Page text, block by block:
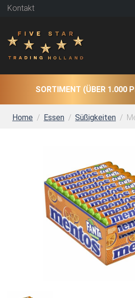
Kontakt
SORTIMENT (ÜBER 1.000
Home Essen Süßigkeiten